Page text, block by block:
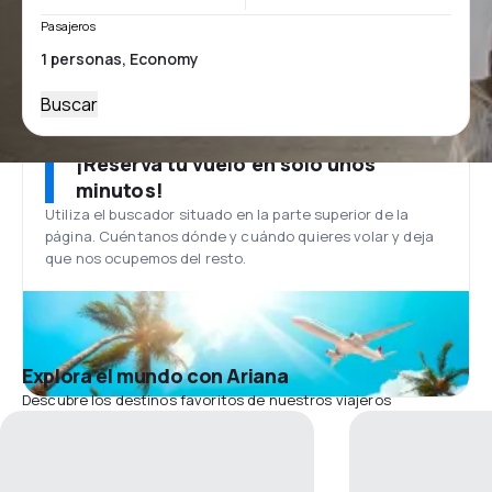
Pasajeros
Buscar
¡Reserva tu vuelo en solo unos
minutos!
Utiliza el buscador situado en la parte superior de la
página. Cuéntanos dónde y cuándo quieres volar y deja
que nos ocupemos del resto.
Explora el mundo con Ariana
Descubre los destinos favoritos de nuestros viajeros